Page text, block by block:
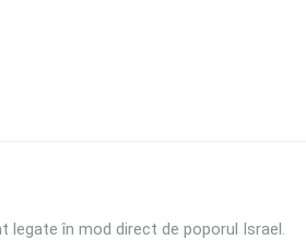
legate în mod direct de poporul Israel.